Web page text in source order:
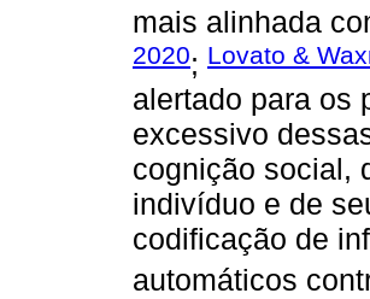
mais alinhada
2020; Lovato &
alertado para os
excessivo
cognição social,
indivíduo e de
codificação de
automáticos